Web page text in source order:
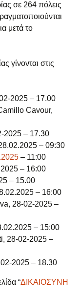
σε 264 πόλεις
μετά το
γίνονται στις
2025 – 17.00
Cavour,
2025 – 17.30
– 09:30
– 11:00
– 16:00
– 15.00
– 16:00
28-02-2025 –
– 15:00
28-02-2025 –
2025 – 18.30
“ΔΙΚΑΙΟΣΥΝΗ